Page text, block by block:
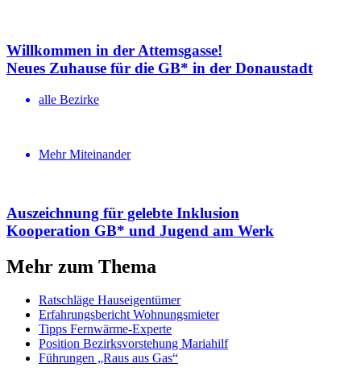
Willkommen in der Attemsgasse!
Neues Zuhause für die GB* in der Donaustadt
alle Bezirke
Mehr Miteinander
Auszeichnung für gelebte Inklusion
Kooperation GB* und Jugend am Werk
Mehr zum Thema
Ratschläge Hauseigentümer
Erfahrungsbericht Wohnungsmieter
Tipps Fernwärme-Experte
Position Bezirksvorstehung Mariahilf
Führungen „Raus aus Gas“